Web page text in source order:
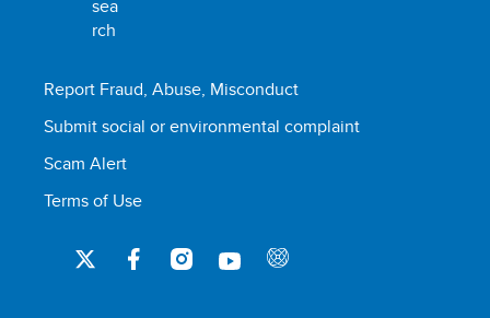
Report Fraud, Abuse, Misconduct
Submit social or environmental complaint
Scam Alert
Terms of Use